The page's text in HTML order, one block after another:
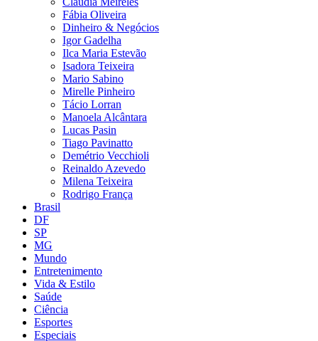
Fábia Oliveira
Dinheiro & Negócios
Igor Gadelha
Ilca Maria Estevão
Isadora Teixeira
Mario Sabino
Mirelle Pinheiro
Tácio Lorran
Manoela Alcântara
Lucas Pasin
Tiago Pavinatto
Demétrio Vecchioli
Reinaldo Azevedo
Milena Teixeira
Rodrigo França
Brasil
DF
SP
MG
Mundo
Entretenimento
Vida & Estilo
Saúde
Ciência
Esportes
Especiais